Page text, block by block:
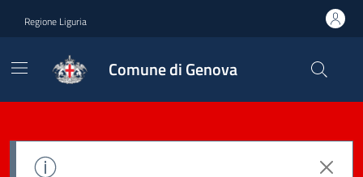
Regione Liguria
Comune di Genova